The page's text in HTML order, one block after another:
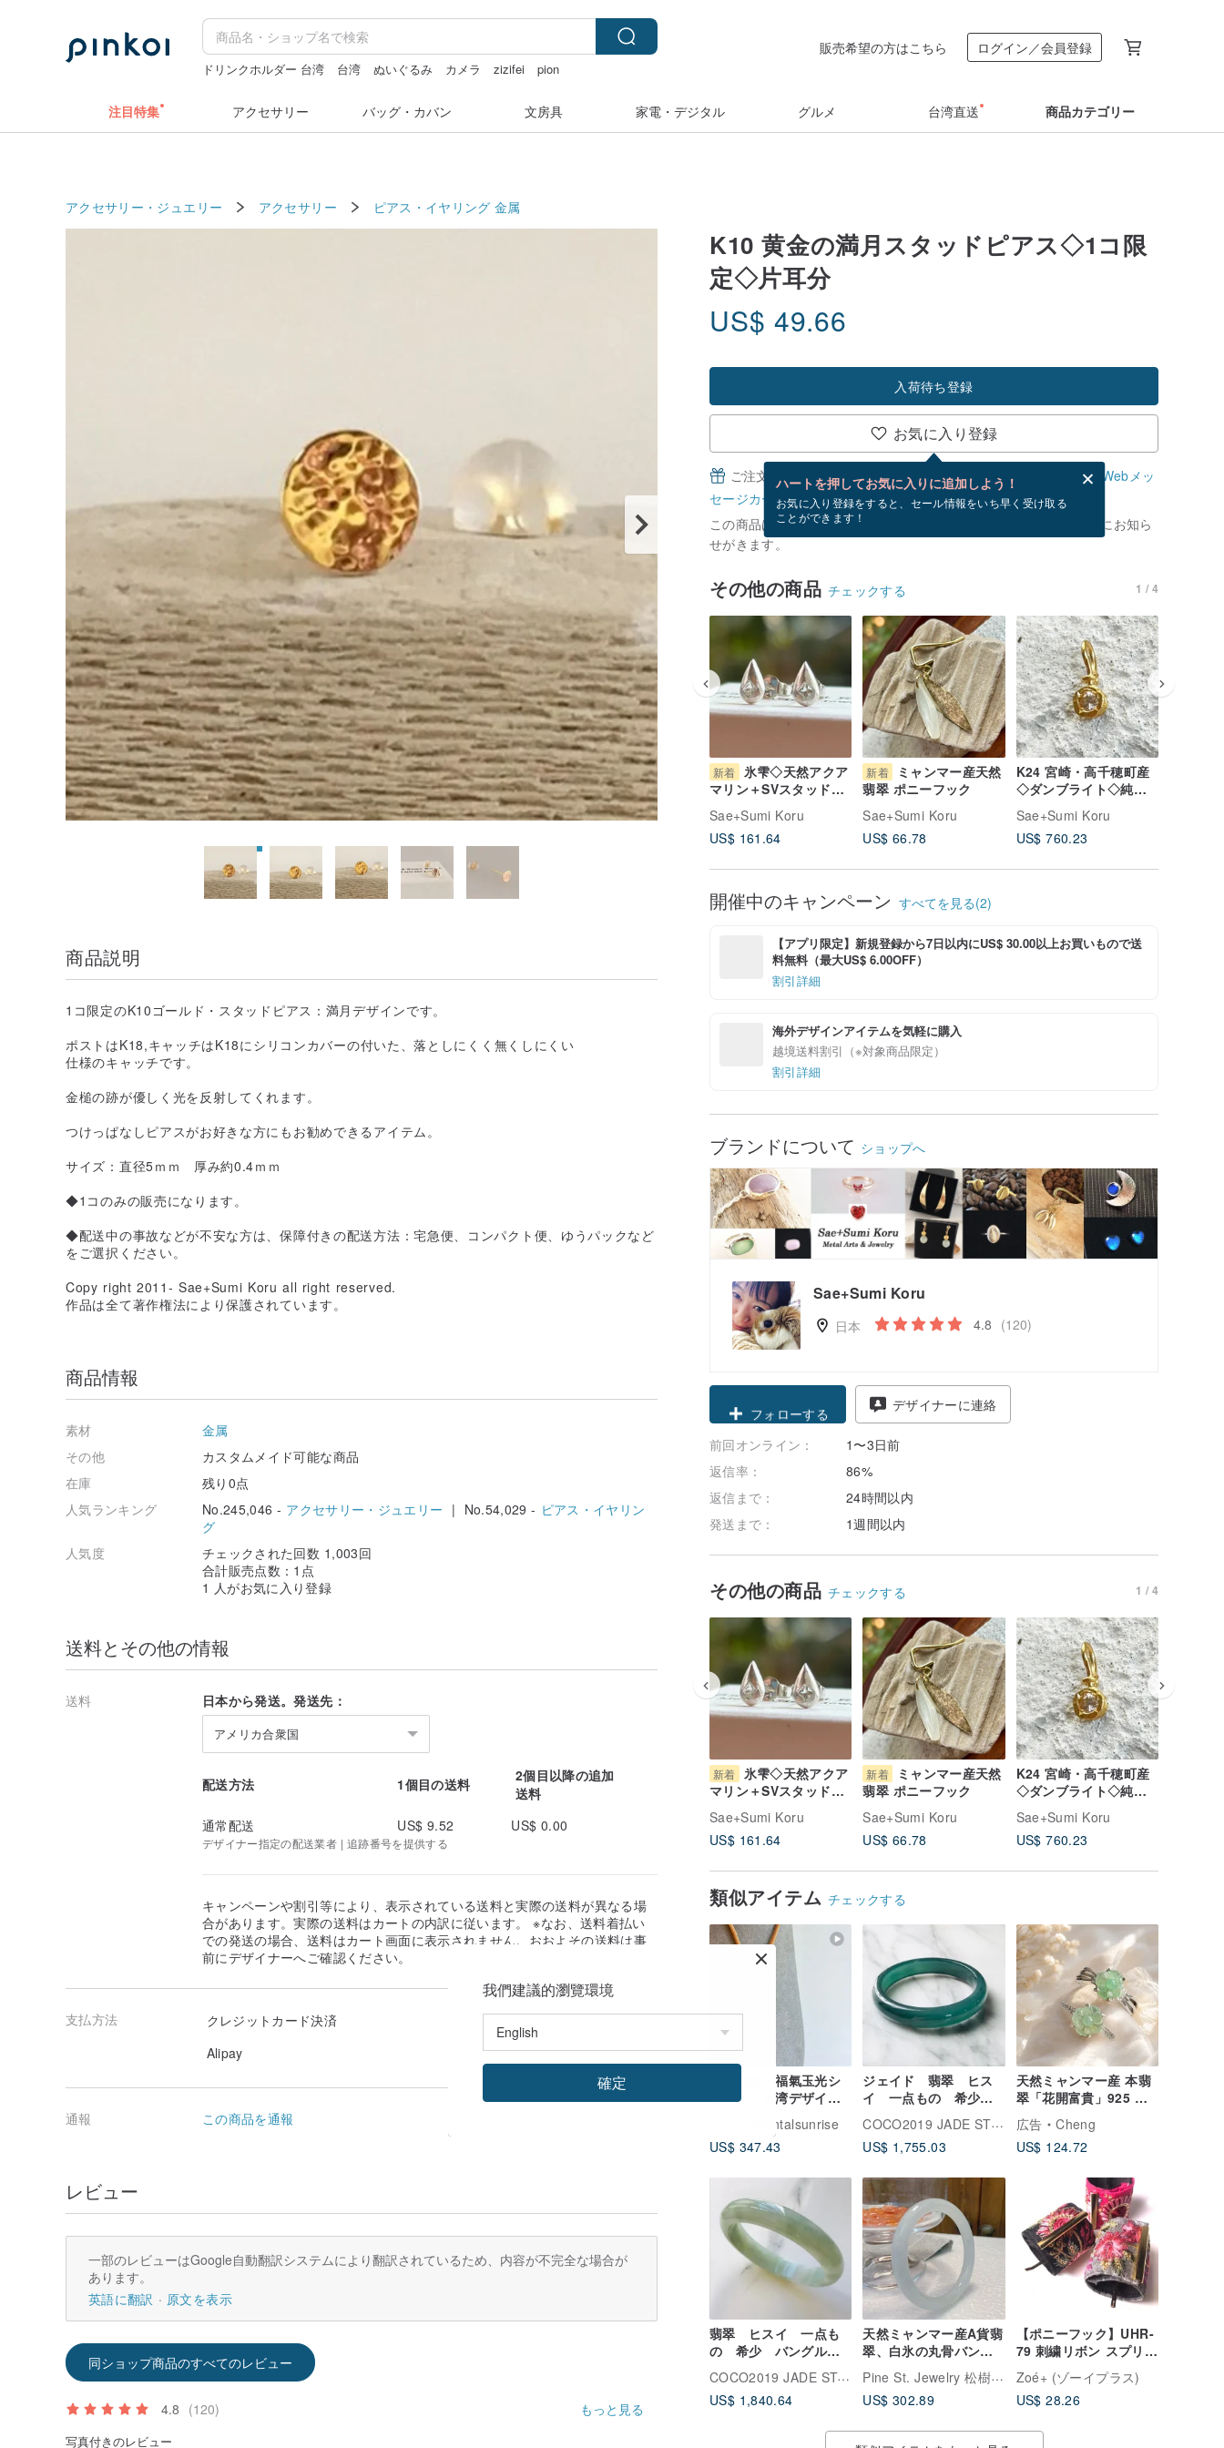
ドリンクホルダー 台湾 台湾 ぬいぐるみ カメラ zizifei
pion
販売希望の方はこちら ログイン／会員登録
注目特集 アクセサリー バッグ・カバン 文房具 家電・デジタル グルメ 台湾直送 商品カテゴリー
アクセサリー・ジュエリー アクセサリー ピアス・イヤリング 金属
K10 黄金の満月スタッドピアス◇1コ限
定◇片耳分
US$ 49.66
入荷待ち登録
お気に入り登録
ハートを押してお気に入りに追加しよう！
お気に入り登録をすると、セール情報をいち早く受け取る
ことができます！
ご注文完了後、無料でWebメッセージカードを作成できます。
Webメッ
セージカードとは？
この商品は現在在庫がありません。 [ 入荷待ち ] を押すと、優先的にお知ら
せがきます。
その他の商品 チェックする 1 / 4
新着
氷雫◇天然アクア
マリン＋SVスタッドピ
アス（両耳分）
Sae+Sumi Koru
US$ 161.64
新着
ミャンマー産天然
翡翠 ポニーフック
Sae+Sumi Koru
US$ 66.78
K24 宮崎・高千穂町産
◇ダンブライト◇純金
Sae+Sumi Koru
US$ 760.23
開催中のキャンペーン すべてを見る(2)
【アプリ限定】新規登録から7日以内にUS$ 30.00以上お買いもので送
料無料（最大US$ 6.00OFF）
割引詳細
海外デザインアイテムを気軽に購入
越境送料割引（※対象商品限定）
割引詳細
ブランドについて ショップへ
Sae+Sumi Koru
日本 4.8 (120)
フォローする
デザイナーに連絡
前回オンライン：
1〜3日前
返信率：
86%
返信まで：
24時間以内
発送まで：
1週間以内
その他の商品 チェックする 1 / 4
新着 氷雫◇天然アクア
マリン＋SVスタッドピ
アス（両耳分）
Sae+Sumi Koru
US$ 161.64
新着
ミャンマー産天然
翡翠 ポニーフック
Sae+Sumi Koru
US$ 66.78
K24 宮崎・高千穂町産
◇ダンブライト◇純金
ペンダントトップ
Sae+Sumi Koru
US$ 760.23
類似アイテム チェックする
月円吉語 - 福氣玉光シ
リーズ - 台湾デザイン
orientalsunrise
US$ 347.43
ジェイド 翡翠 ヒス
イ 一点もの 希少
バングル グアテマラ
産 57.9mm
COCO2019 JADE STORE
US$ 1,755.03
天然ミャンマー産 本翡
翠「花開富貴」925 純
銀リング、アイスジェ
イド アップルグリーン
指輪
広告
Cheng
US$ 124.72
翡翠 ヒスイ 一点も
の 希少 バングル
ミャンマー産 58.9mm
B2500-0206
COCO2019 JADE STORE
US$ 1,840.64
天然ミャンマー産A貨翡
翠、白氷の丸骨バング
ル、美人を彩る翡翠の
腕輪
Pine St. Jewelry 松樹街ファインジュエリー
US$ 302.89
【ポニーフック】UHR-
79 刺繍リボン スプリン
グ 簡単装着 ポニーテー
ルにはさむだけ ヘアー
アクセサリー
Zoé+ (ゾーイプラス)
US$ 28.26
商品説明
1コ限定のK10ゴールド・スタッドピアス：満月デザインです。
ポストはK18,キャッチはK18にシリコンカバーの付いた、落としにくく無くしにくい
仕様のキャッチです。
金槌の跡が優しく光を反射してくれます。
つけっぱなしピアスがお好きな方にもお勧めできるアイテム。
サイズ：直径5ｍｍ 厚み約0.4ｍｍ
◆1コのみの販売になります。
◆配送中の事故などが不安な方は、保障付きの配送方法：宅急便、コンパクト便、ゆうパックなど
をご選択ください。
Copy right 2011- Sae+Sumi Koru all right reserved.
作品は全て著作権法により保護されています。
商品情報
素材
金属
その他
カスタムメイド可能な商品
在庫
残り0点
人気ランキング
No.245,046 - アクセサリー・ジュエリー | No.54,029 - ピアス・イヤリン
グ
人気度
チェックされた回数 1,003回
合計販売点数：1点
1 人がお気に入り登録
送料とその他の情報
送料 日本から発送。発送先：
アメリカ合衆国
配送方法 1個目の送料
2個目以降の追加
送料
通常配送
US$ 9.52 US$ 0.00
デザイナー指定の配送業者 | 追跡番号を提供する
キャンペーンや割引等により、表示されている送料と実際の送料が異なる場
合があります。実際の送料はカートの内訳に従います。 ※なお、送料着払い
での発送の場合、送料はカート画面に表示されません。おおよその送料は事
前にデザイナーへご確認ください。
支払方法
クレジットカード決済
Alipay
通報 この商品を通報
レビュー
一部のレビューはGoogle自動翻訳システムにより翻訳されているため、内容が不完全な場合が
あります。
英語に翻訳
原文を表示
同ショップ商品のすべてのレビュー
4.8 (120) もっと見る
写真付きのレビュー
我們建議的瀏覽環境
確定